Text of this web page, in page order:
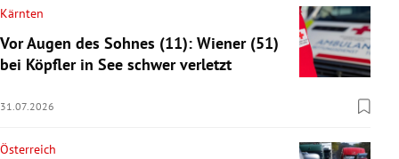
Kärnten
Vor Augen des Sohnes (11): Wiener (51)
bei Köpfler in See schwer verletzt
31.07.2026
Österreich